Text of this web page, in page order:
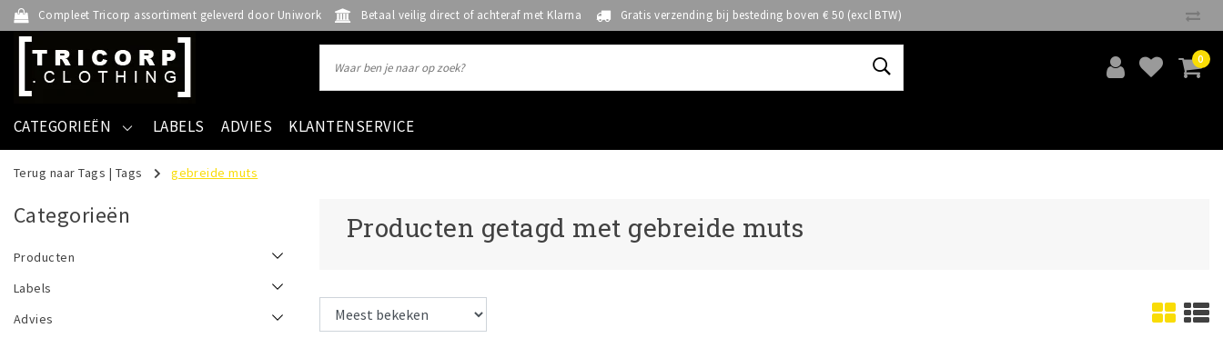
Compleet Tricorp assortiment geleverd door Uniwork Betaal veilig direct of achteraf met Klarna Gratis verzending bij besteding boven € 50 (excl BTW)
0
CATEGORIEËN LABELS ADVIES KLANTENSERVICE
Terug naar Tags | Tags gebreide muts
Categorieën
Producten
Labels
Advies
Producten getagd met gebreide muts